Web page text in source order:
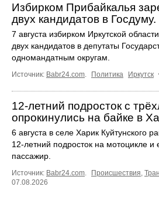
Избирком Прибайкалья
двух кандидатов в
7 августа избирком Иркутской
двух кандидатов в депутаты
одномандатным округам.
Источник: Babr24.com. Политика Иркутск
12‑летний подросток с
опрокинулись на байке в
6 августа в селе Харик Куйтунского
12‑летний подросток на мотоцикле и
пассажир.
Источник: Babr24.com. Происшествия,
07.08.2026